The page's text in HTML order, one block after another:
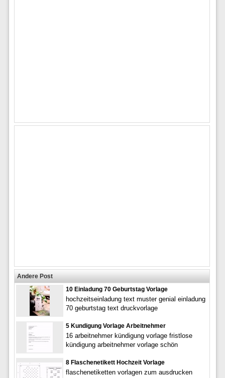
Andere Post
10 Einladung 70 Geburtstag Vorlage
hochzeitseinladung text muster genial einladung
70 geburtstag text druckvorlage
5 Kundigung Vorlage Arbeitnehmer
16 arbeitnehmer kündigung vorlage fristlose
kündigung arbeitnehmer vorlage schön
8 Flaschenetikett Hochzeit Vorlage
flaschenetiketten vorlagen zum ausdrucken